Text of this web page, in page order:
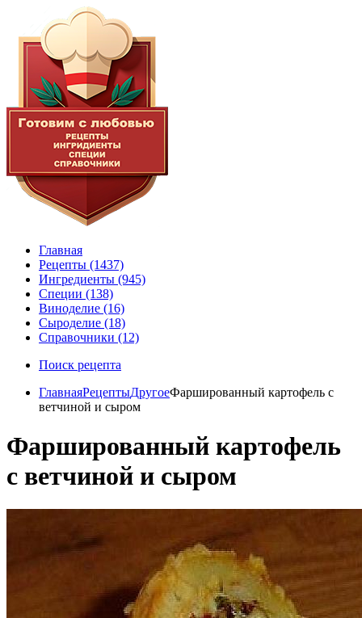
Главная
Рецепты (1437)
Ингредиенты (945)
Специи (138)
Виноделие (16)
Сыроделие (18)
Справочники (12)
Поиск рецепта
ГлавнаяРецептыДругоеФаршированный картофель с
ветчиной и сыром
Фаршированный картофель
с ветчиной и сыром